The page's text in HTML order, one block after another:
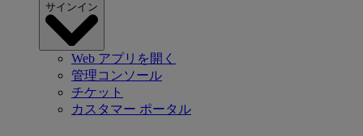
サインイン
Web アプリを開く
管理コンソール
チケット
カスタマー ポータル